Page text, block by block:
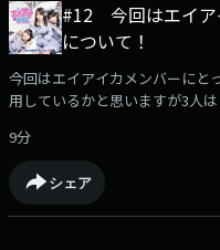
#12 今回はエイア
について！
今回はエイアイカメンバーにと
用しているかと思いますが3人
た内容もお楽しみください！）
んどん送ってくださいhttps://
9分
シェア